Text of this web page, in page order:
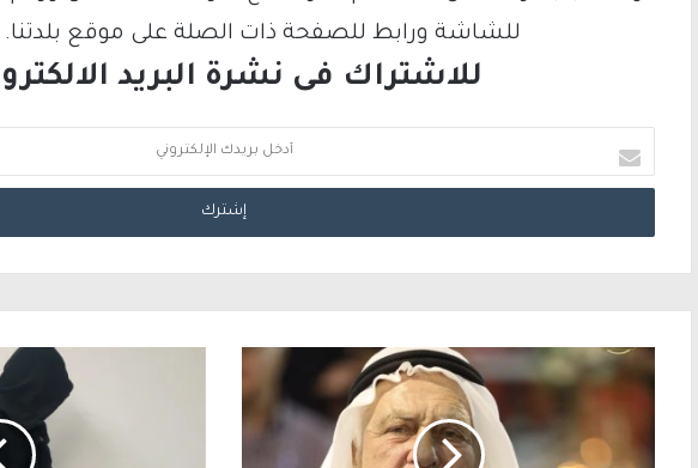
للشاشة ورابط للصفحة ذات الصلة على موقع
للاشتراك فى نشرة البريد
د
خ
ل
ب
ر
ي